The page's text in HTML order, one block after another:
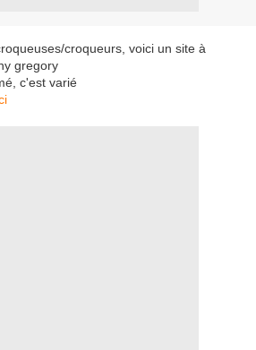
croqueurs, voici un site à
gregory
c'est varié